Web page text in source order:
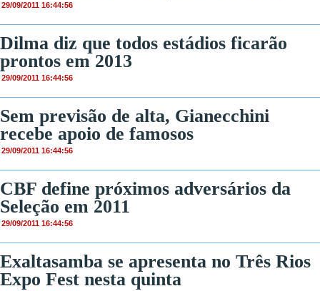
29/09/2011 16:44:56
Dilma diz que todos estádios ficarão
prontos em 2013
29/09/2011 16:44:56
Sem previsão de alta, Gianecchini
recebe apoio de famosos
29/09/2011 16:44:56
CBF define próximos adversários da
Seleção em 2011
29/09/2011 16:44:56
Exaltasamba se apresenta no Três Rios
Expo Fest nesta quinta